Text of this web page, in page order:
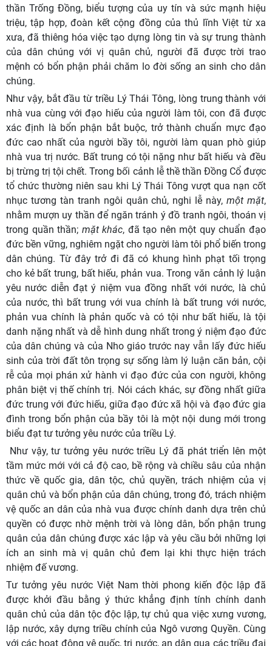
thần Trống Đồng, biểu tượng của uy tín và sức mạnh hiệu
triệu, tập hợp, đoàn kết cộng đồng của thủ lĩnh Việt từ xa
xưa, đã thiêng hóa việc tạo dựng lòng tin và sự trung thành
của dân chúng với vị quân chủ, người đã được trời trao
mệnh có bổn phận phải chăm lo đời sống an sinh cho dân
chúng.
Như vậy, bắt đầu từ triều Lý Thái Tông, lòng trung thành với
nhà vua cùng với đạo hiếu của người làm tôi, con đã được
xác định là bổn phận bắt buộc, trở thành chuẩn mực đạo
đức cao nhất của người bầy tôi, người làm quan phò giúp
nhà vua trị nước. Bất trung có tội nặng như bất hiếu và đều
bị trừng trị tội chết. Trong bối cảnh lễ thề thần Đồng Cổ được
tổ chức thường niên sau khi Lý Thái Tông vượt qua nạn cốt
nhục tương tàn tranh ngôi quân chủ, nghi lễ này,một mặt,
nhằm mượn uy thần để ngăn tránh ý đồ tranh ngôi, thoán vị
trong quần thần; mặt khác, đã tạo nên một quy chuẩn đạo
đức bền vững, nghiêm ngặt cho người làm tôi phổ biến trong
dân chúng. Từ đây trở đi đã có khung hình phạt tối trọng
cho kẻ bất trung, bất hiếu, phản vua. Trong văn cảnh lý luận
yêu nước diễn đạt ý niệm vua đồng nhất với nước, là chủ
của nước, thì bất trung với vua chính là bất trung với nước,
phản vua chính là phản quốc và có tội như bất hiếu, là tội
danh nặng nhất và dễ hình dung nhất trong ý niệm đạo đức
của dân chúng và của Nho giáo trước nay vẫn lấy đức hiếu
sinh của trời đất tôn trọng sự sống làm lý luận căn bản, cội
rễ của mọi phán xử hành vi đạo đức của con người, không
phân biệt vị thế chính trị. Nói cách khác, sự đồng nhất giữa
đức trung với đức hiếu, giữa đạo đức xã hội và đạo đức gia
đình trong bổn phận của bầy tôi là một nội dung mới trong
biểu đạt tư tưởng yêu nước của triều Lý.
Như vậy, tư tưởng yêu nước triều Lý đã phát triển lên một
tầm mức mới với cả độ cao, bề rộng và chiều sâu của nhận
thức về quốc gia, dân tộc, chủ quyền, trách nhiệm của vị
quân chủ và bổn phận của dân chúng, trong đó, trách nhiệm
vệ quốc an dân của nhà vua được chính danh dựa trên chủ
quyền có được nhờ mệnh trời và lòng dân, bổn phận trung
quân của dân chúng được xác lập và yêu cầu bởi những lợi
ích an sinh mà vị quân chủ đem lại khi thực hiện trách
nhiệm đế vương.
Tư tưởng yêu nước Việt Nam thời phong kiến độc lập đã
được khởi đầu bằng ý thức khẳng định tính chính danh
quân chủ của dân tộc độc lập, tự chủ qua việc xưng vương,
lập nước, xây dựng triều chính của Ngô vương Quyền. Cùng
với các hoạt động vệ quốc, trị nước, an dân qua các triều đại